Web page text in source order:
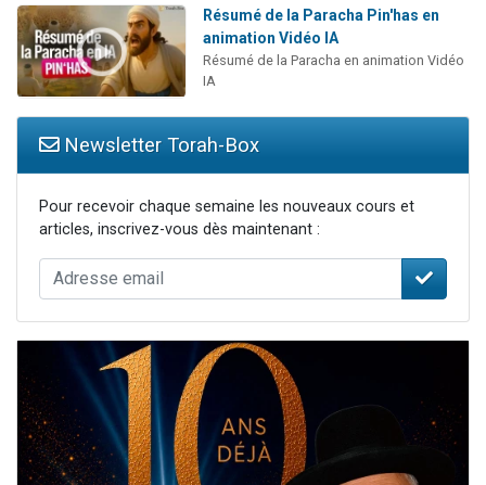
Résumé de la Paracha Pin'has en
animation Vidéo IA
Résumé de la Paracha en animation Vidéo
IA
Newsletter Torah-Box
Pour recevoir chaque semaine les nouveaux cours et
articles, inscrivez-vous dès maintenant :